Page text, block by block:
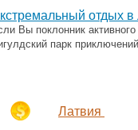
отдых в
Вы поклонник
парк
Латвия